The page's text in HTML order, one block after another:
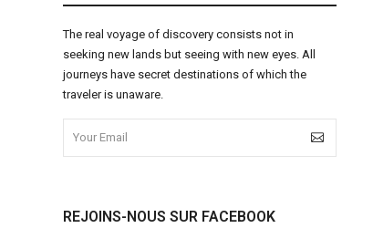
The real voyage of discovery consists not in
seeking new lands but seeing with new eyes. All
journeys have secret destinations of which the
traveler is unaware.
REJOINS-NOUS SUR FACEBOOK